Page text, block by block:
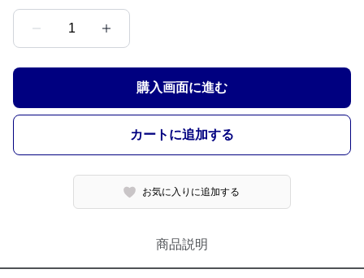
1
購入画面に進む
カートに追加する
お気に入りに追加する
商品説明